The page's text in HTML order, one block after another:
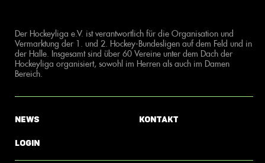
Der Hockeyliga e.V. ist verantwortlich für die Organisation und
Vermarktung der 1. und 2. Hockey-Bundesligen auf dem Feld und in
der Halle. Insgesamt sind über 60 Vereine unter dem Dach der
Hockeyliga organisiert, sowohl im Herren als auch im Damen
Bereich.
News
Login
Kontakt